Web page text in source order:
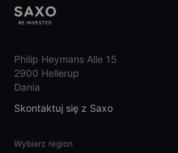
Philip Heymans Alle 15
2900 Hellerup
Dania
Skontaktuj się z Saxo
Wybierz region